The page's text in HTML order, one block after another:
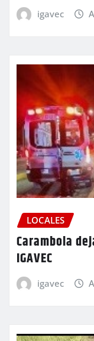
igavec
LOCALES
Carambola
IGAVEC
igavec